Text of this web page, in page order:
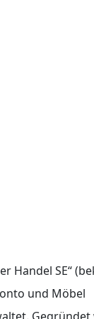
Handel SE“
und Möbel